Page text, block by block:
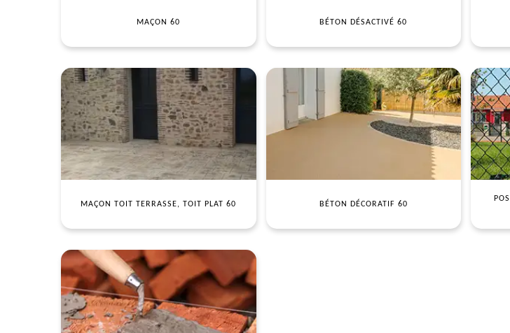
MAÇON 60 BÉTON DÉSACTIVÉ 60
MAÇON TOIT TERRASSE, TOIT PLAT 60 BÉTON DÉCORATIF 60